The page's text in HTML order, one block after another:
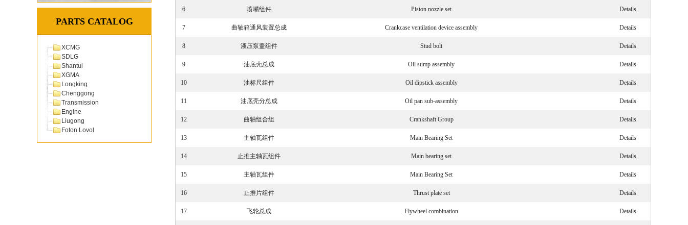
PARTS CATALOG
XCMG
SDLG
Shantui
XGMA
Longking
Chenggong
Transmission
Engine
Liugong
Foton Lovol
6 喷嘴组件 Piston nozzle set Details
7 曲轴箱通风装置总成 Crankcase ventilation device assembly Details
8 液压泵盖组件 Stud bolt Details
9 油底壳总成 Oil sump assembly Details
10 油标尺组件 Oil dipstick assembly Details
11 油底壳分总成 Oil pan sub-assembly Details
12 曲轴组合组 Crankshaft Group Details
13 主轴瓦组件 Main Bearing Set Details
14 止推主轴瓦组件 Main bearing set Details
15 主轴瓦组件 Main Bearing Set Details
16 止推片组件 Thrust plate set Details
17 飞轮总成 Flywheel combination Details